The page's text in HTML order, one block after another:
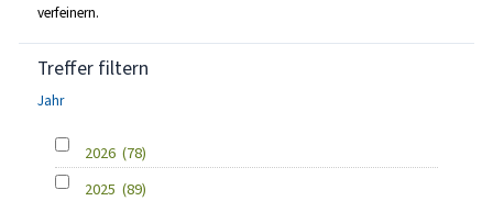
verfeinern.
Treffer filtern
Jahr
2026 (78)
2025 (89)